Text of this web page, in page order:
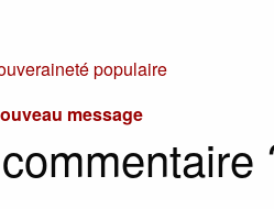
populaire
message